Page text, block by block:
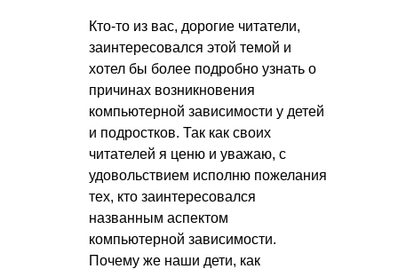
Кто-то из вас, дорогие читатели,
заинтересовался этой темой и
хотел бы более подробно узнать о
причинах возникновения
компьютерной зависимости у детей
и подростков. Так как своих
читателей я ценю и уважаю, с
удовольствием исполню пожелания
тех, кто заинтересовался
названным аспектом
компьютерной зависимости.
Почему же наши дети, как